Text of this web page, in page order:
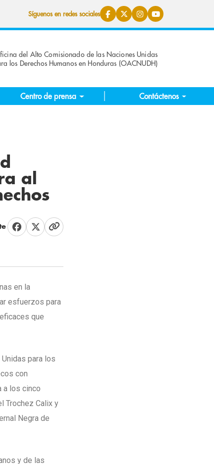
Síguenos en redes sociales
del Alto Comisionado de las Naciones Unidas
los Derechos Humanos en Honduras (OACNUDH)
Centro de prensa Contáctenos
al
en la
esfuerzos para
que
para los
con
a los cinco
Trochez Calix y
Negra de
y de las